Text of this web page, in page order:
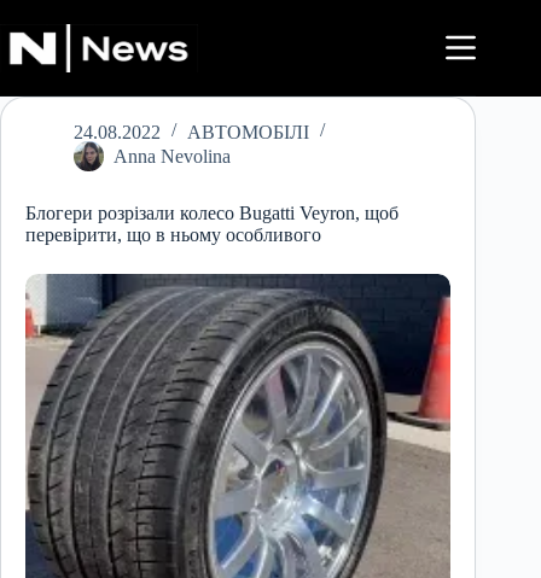
до
вмісту
24.08.2022
АВТОМОБІЛІ
Anna Nevolina
Блогери розрізали колесо Bugatti Veyron, щоб
перевірити, що в ньому особливого